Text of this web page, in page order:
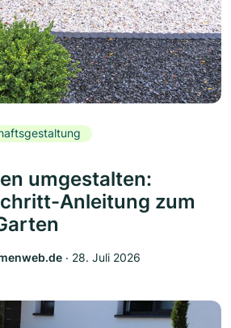
umgestalten:
Anleitung zum
‧ 28. Juli 2026